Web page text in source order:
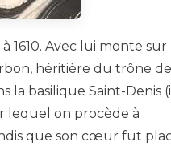
1610. Avec lui monte sur
héritière du trône de
la basilique Saint-Denis
lequel on procède à
que son cœur fut